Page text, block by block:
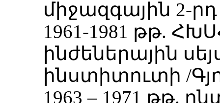
միջազգային 2-
1961-1981 թթ.
ինժեներային
ինստիտուտի /
1963 – 1971 թթ.